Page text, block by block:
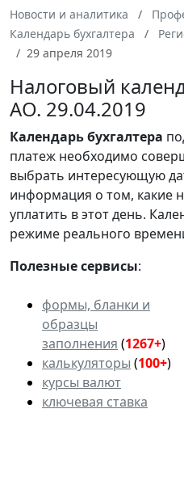
Новости и аналитика
Календарь бухгалтера
29 апреля 2019
Налоговый
АО. 29.04.2019
Календарьбухгалтера
платеж необходимо
выбрать интересующую
информация о том, какие
уплатить в этот день.
режиме реального
Полезные сервисы:
формы, бланки и
образцы
заполнения (1267+)
калькуляторы (100+)
курсы валют
ключевая ставка